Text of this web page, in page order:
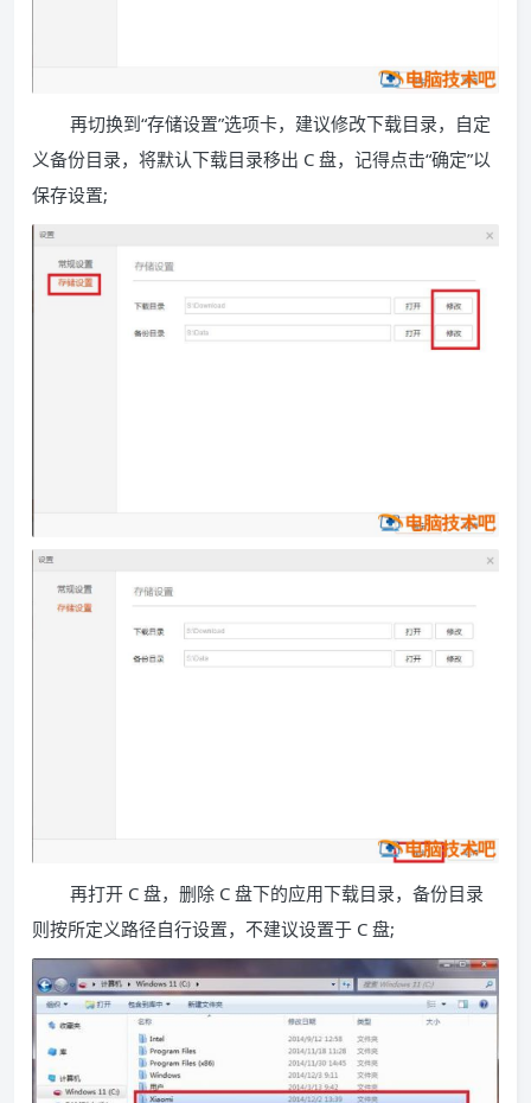
再切换到“存储设置”选项卡，建议修改下载目录，自定
义备份目录，将默认下载目录移出 C 盘，记得点击“确定”以
保存设置;
再打开 C 盘，删除 C 盘下的应用下载目录，备份目录
则按所定义路径自行设置，不建议设置于 C 盘;